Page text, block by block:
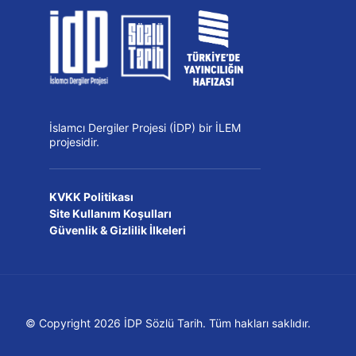
İslamcı Dergiler Projesi (İDP) bir İLEM
projesidir.
KVKK Politikası
Site Kullanım Koşulları
Güvenlik & Gizlilik İlkeleri
© Copyright 2026 İDP Sözlü Tarih. Tüm hakları saklıdır.